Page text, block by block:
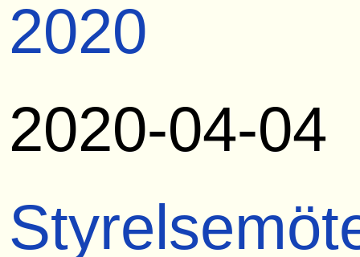
2020
2020-04-04